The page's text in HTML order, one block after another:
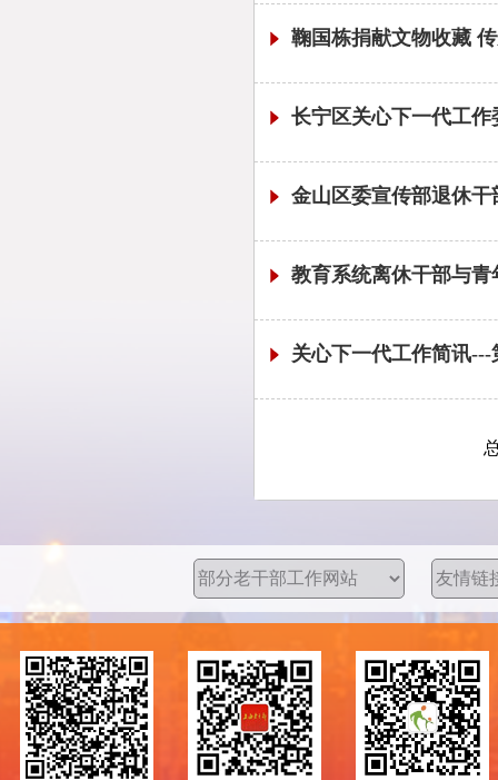
鞠国栋捐献文物收藏
长宁区关心下一代工
金山区委宣传部退休
教育系统离休干部与
关心下一代工作简讯---